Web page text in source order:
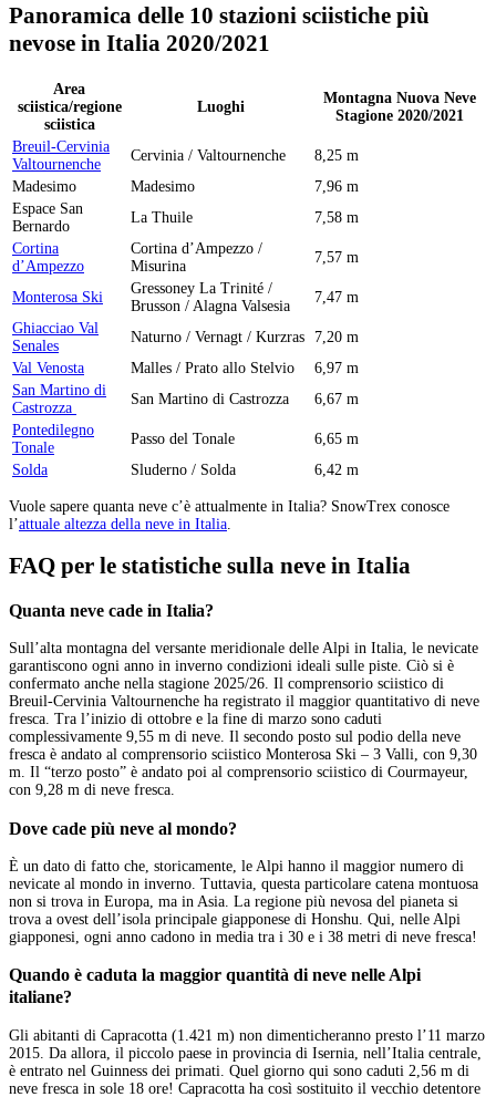
Panoramica delle 10 stazioni sciistiche più
nevose in Italia 2020/2021
Area
sciistica/regione
sciistica
Luoghi
Montagna Nuova Neve
Stagione 2020/2021
Breuil-Cervinia
Valtournenche
Cervinia / Valtournenche
8,25 m
Madesimo
Madesimo
7,96 m
Espace San
Bernardo
La Thuile
7,58 m
Cortina
d’Ampezzo
Cortina d’Ampezzo /
Misurina
7,57 m
Monterosa Ski
Gressoney La Trinité /
Brusson / Alagna Valsesia
7,47 m
Ghiacciao Val
Senales
Naturno / Vernagt / Kurzras
7,20 m
Val Venosta
Malles / Prato allo Stelvio
6,97 m
San Martino di
Castrozza
San Martino di Castrozza
6,67 m
Pontedilegno
Tonale
Passo del Tonale
6,65 m
Solda
Sluderno / Solda 6,42 m
Vuole sapere quanta neve c’è attualmente in Italia? SnowTrex conosce
l’attuale altezza della neve in Italia
FAQ per le statistiche sulla neve in Italia
Quanta neve cade in Italia?
Sull’alta montagna del versante meridionale delle Alpi in Italia, le nevicate
garantiscono ogni anno in inverno condizioni ideali sulle piste. Ciò si è
confermato anche nella stagione 2025/26. Il comprensorio sciistico di
Breuil-Cervinia Valtournenche ha registrato il maggior quantitativo di neve
fresca. Tra l’inizio di ottobre e la fine di marzo sono caduti
complessivamente 9,55 m di neve. Il secondo posto sul podio della neve
fresca è andato al comprensorio sciistico Monterosa Ski – 3 Valli, con 9,30
m. Il “terzo posto” è andato poi al comprensorio sciistico di Courmayeur,
con 9,28 m di neve fresca.
Dove cade più neve al mondo?
È un dato di fatto che, storicamente, le Alpi hanno il maggior numero di
nevicate al mondo in inverno. Tuttavia, questa particolare catena montuosa
non si trova in Europa, ma in Asia. La regione più nevosa del pianeta si
trova a ovest dell’isola principale giapponese di Honshu. Qui, nelle Alpi
giapponesi, ogni anno cadono in media tra i 30 e i 38 metri di neve fresca!
Quando è caduta la maggior quantità di neve nelle Alpi
italiane?
Gli abitanti di Capracotta (1.421 m) non dimenticheranno presto l’11 marzo
2015. Da allora, il piccolo paese in provincia di Isernia, nell’Italia centrale,
è entrato nel Guinness dei primati. Quel giorno qui sono caduti 2,56 m di
neve fresca in sole 18 ore! Capracotta ha così sostituito il vecchio detentore